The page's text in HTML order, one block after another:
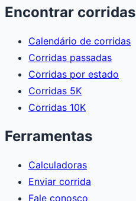
Encontrar corridas
Calendário de corridas
Corridas passadas
Corridas por estado
Corridas 5K
Corridas 10K
Ferramentas
Calculadoras
Enviar corrida
Fale conosco